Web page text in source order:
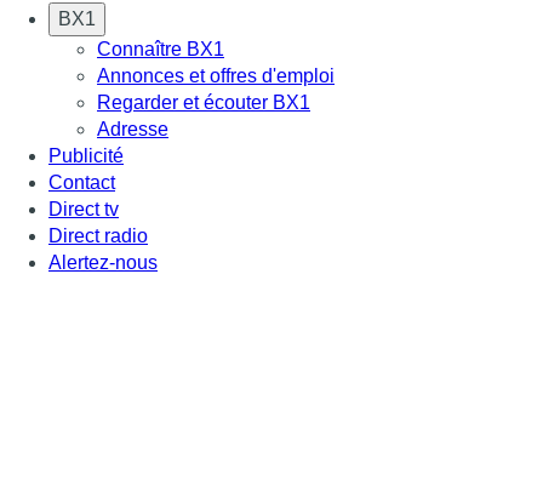
BX1
Connaître BX1
Annonces et offres d'emploi
Regarder et écouter BX1
Adresse
Publicité
Contact
Direct tv
Direct radio
Alertez-nous